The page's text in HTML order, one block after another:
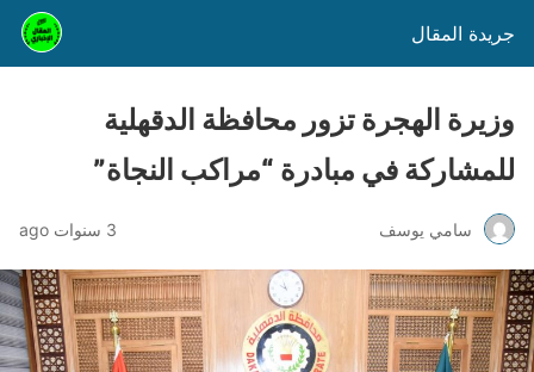
جريدة المقال
وزيرة الهجرة تزور محافظة الدقهلية
للمشاركة في مبادرة “مراكب النجاة”
سامي يوسف 3 سنوات ago